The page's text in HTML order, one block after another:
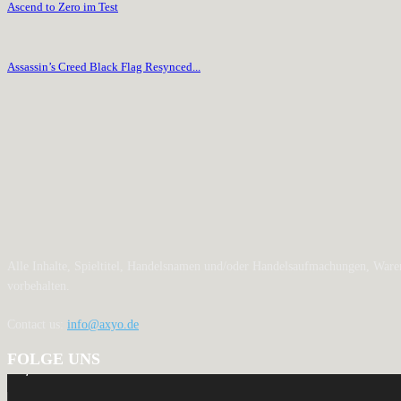
Ascend to Zero im Test
Assassin’s Creed Black Flag Resynced...
info@axyo.de
FOLGE UNS